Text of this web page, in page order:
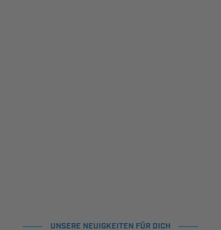
UNSERE NEUIGKEITEN FÜR DICH